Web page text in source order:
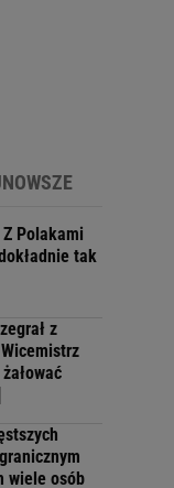
Polakami
tak
z
wiele osób